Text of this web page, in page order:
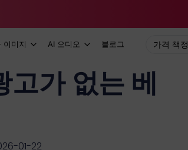
이미지 AI 오디오 블로그 가격 책정
가 없는 베
01-22